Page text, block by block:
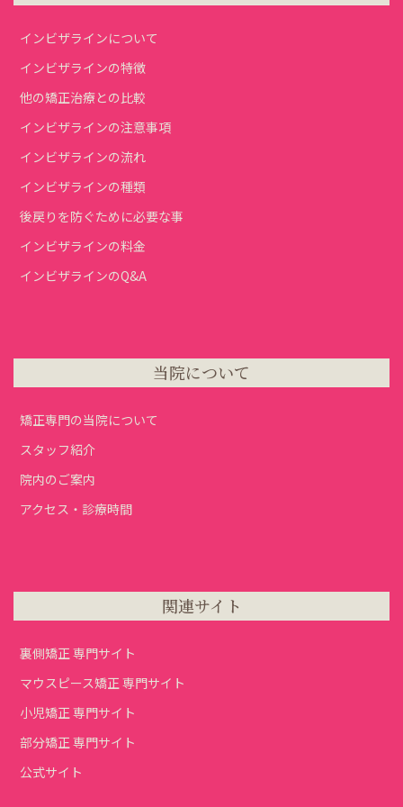
インビザラインについて
インビザラインの特徴
他の矯正治療との比較
インビザラインの注意事項
インビザラインの流れ
インビザラインの種類
後戻りを防ぐために必要な事
インビザラインの料金
インビザラインのQ&A
当院について
矯正専門の当院について
スタッフ紹介
院内のご案内
アクセス・診療時間
関連サイト
裏側矯正 専門サイト
マウスピース矯正 専門サイト
小児矯正 専門サイト
部分矯正 専門サイト
公式サイト